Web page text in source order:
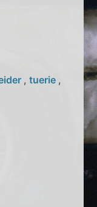
,tuerie ,